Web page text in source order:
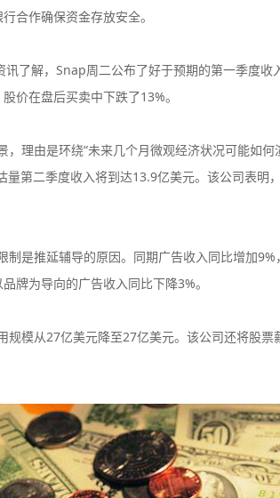
合作确保资金存放安全。
了解，Snap周二公布了好于预期的第一季度收
价在盘后买卖中下跌了13%。
，理由是环绕“未来几个月微观经济状况可能如
量第二季度收入将到达13.9亿美元。该公司表明
制是推延辅导的原因。同期广告收入同比增加
牌为导向的广告收入同比下降3%。
规模从27亿美元降至27亿美元。该公司还将股
平台
全牌照
监管中 AvaTrade
监管中 Vantage平
口碑评分：9.05
（MM）
监管中 Plus500
口碑评分：8.2
澳大利亚ASIC